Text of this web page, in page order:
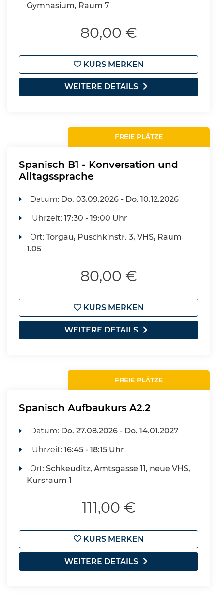
Gymnasium, Raum 7
80,00 €
KURS MERKEN
WEITERE DETAILS
FREIE PLÄTZE
Spanisch B1 - Konversation und
Alltagssprache
Datum: Do. 03.09.2026 - Do. 10.12.2026
Uhrzeit:17:30 - 19:00 Uhr
Ort:Torgau, Puschkinstr. 3, VHS, Raum
1.05
80,00 €
KURS MERKEN
WEITERE DETAILS
FREIE PLÄTZE
Spanisch Aufbaukurs A2.2
Datum: Do. 27.08.2026 - Do. 14.01.2027
Uhrzeit:16:45 - 18:15 Uhr
Ort:Schkeuditz, Amtsgasse 11, neue VHS,
Kursraum 1
111,00 €
KURS MERKEN
WEITERE DETAILS